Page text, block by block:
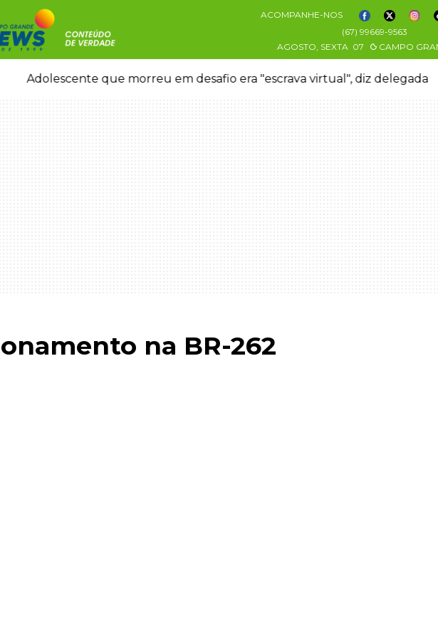
ACOMPANHE-NOS
(67) 99669-9563
AGOSTO, SEXTA 07 CAMPO
Adolescente que morreu em desafio era "escrava virtual", diz delegada
na BR-262